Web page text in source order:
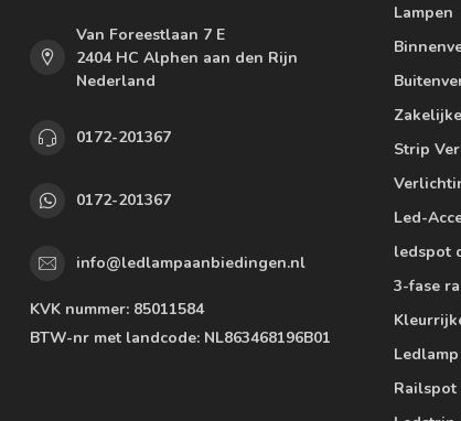
Van Foreestlaan 7 E
2404 HC Alphen aan den Rijn
Nederland
0172-201367
0172-201367
info@ledlampaanbiedingen.nl
KVK nummer: 85011584
BTW-nr met landcode: NL863468196B01
Lampen
Strip
Led-
ledspot
3-fase